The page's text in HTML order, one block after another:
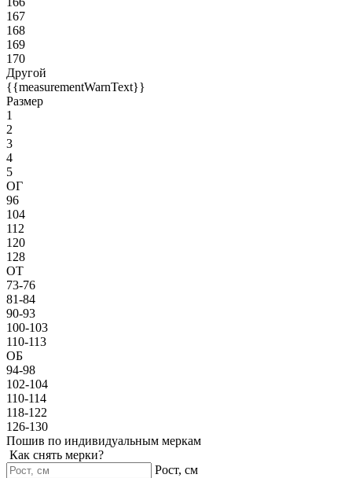
167
168
169
170
Другой
{{measurementWarnText}}
Размер
1
2
3
4
5
ОГ
96
104
112
120
128
ОТ
73-76
81-84
90-93
100-103
110-113
ОБ
94-98
102-104
110-114
118-122
126-130
Пошив по индивидуальным меркам
Как снять мерки?
Рост, см